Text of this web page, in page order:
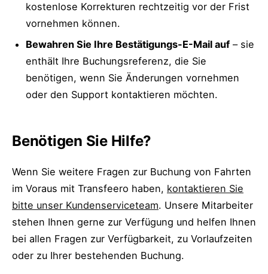
kostenlose Korrekturen rechtzeitig vor der Frist
vornehmen können.
Bewahren Sie Ihre Bestätigungs-E-Mail auf– sie
enthält Ihre Buchungsreferenz, die Sie
benötigen, wenn Sie Änderungen vornehmen
oder den Support kontaktieren möchten.
Benötigen Sie Hilfe?
Wenn Sie weitere Fragen zur Buchung von Fahrten
im Voraus mit Transfeero haben, kontaktieren Sie
bitte unser Kundenserviceteam. Unsere Mitarbeiter
stehen Ihnen gerne zur Verfügung und helfen Ihnen
bei allen Fragen zur Verfügbarkeit, zu Vorlaufzeiten
oder zu Ihrer bestehenden Buchung.